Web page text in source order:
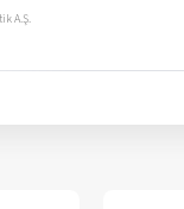
A.Ş.